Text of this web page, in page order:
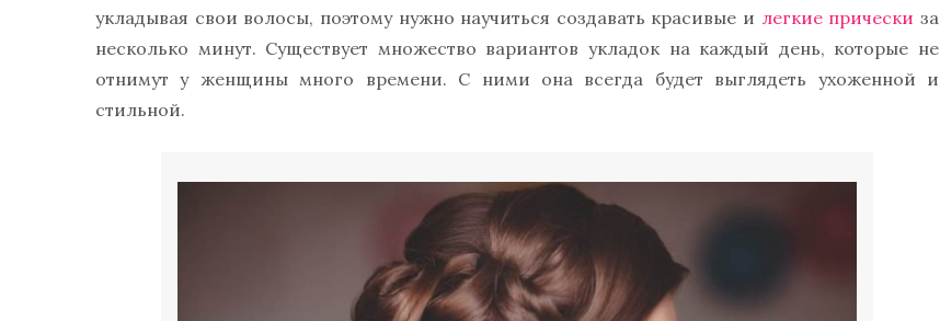
укладывая свои волосы, поэтому нужно научиться создавать красивые и легкие прически за
несколько минут. Существует множество вариантов укладок на каждый день, которые не
отнимут у женщины много времени. С ними она всегда будет выглядеть ухоженной и
стильной.